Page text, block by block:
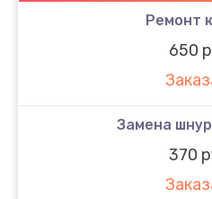
Ремонт
650
Замена
370